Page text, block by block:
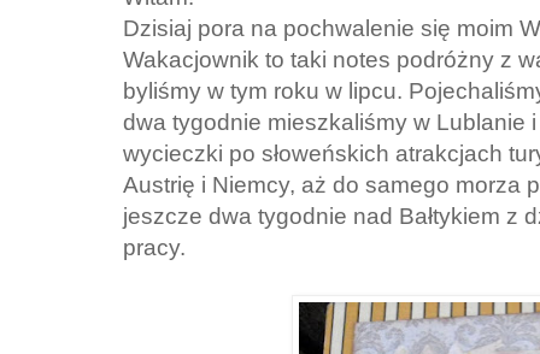
Dzisiaj pora na pochwalenie się moim
Wakacjownik to taki notes podróżny z
byliśmy w tym roku w lipcu.
dwa tygodnie mieszkaliśmy w Lublanie
wycieczki po słoweńskich atrakcjach
Austrię i Niemcy, aż do samego morza
jeszcze dwa tygodnie nad Bałtykiem z
pracy.